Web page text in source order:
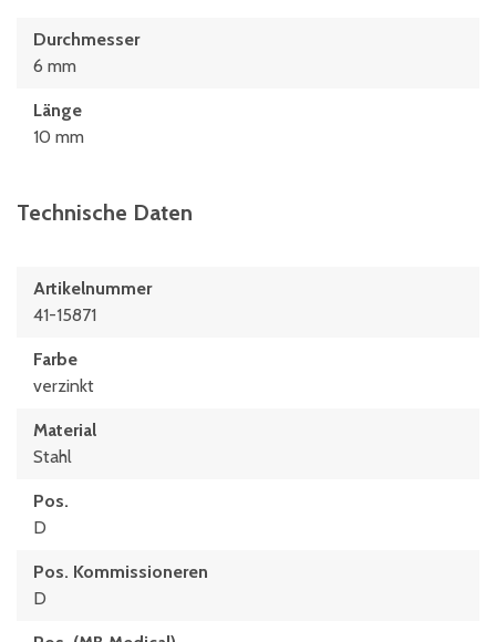
Durchmesser
6 mm
Länge
10 mm
Technische Daten
Artikelnummer
41-15871
Farbe
verzinkt
Material
Stahl
Pos.
D
Pos. Kommissioneren
D